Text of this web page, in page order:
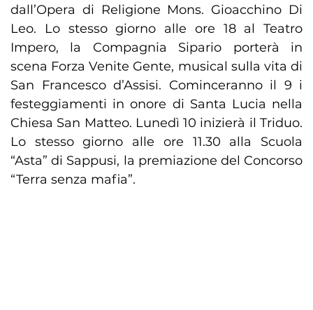
dall’Opera di Religione Mons. Gioacchino Di
Leo. Lo stesso giorno alle ore 18 al Teatro
Impero, la Compagnia Sipario porterà in
scena Forza Venite Gente, musical sulla vita di
San Francesco d’Assisi. Cominceranno il 9 i
festeggiamenti in onore di Santa Lucia nella
Chiesa San Matteo. Lunedì 10 inizierà il Triduo.
Lo stesso giorno alle ore 11.30 alla Scuola
“Asta” di Sappusi, la premiazione del Concorso
“Terra senza mafia”.